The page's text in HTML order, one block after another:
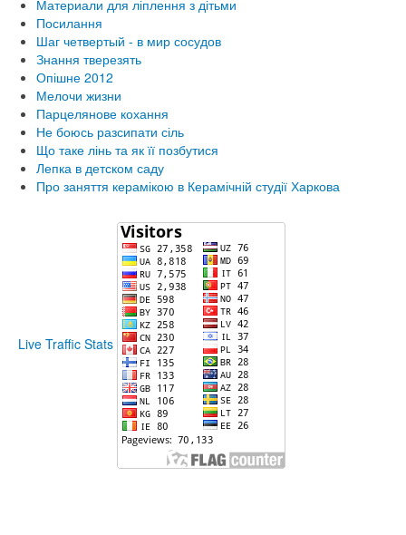
Материали для ліплення з дітьми
Посилання
Шаг четвертый - в мир сосудов
Знання тверезять
Опішне 2012
Мелочи жизни
Парцелянове кохання
Не боюсь разсипати сіль
Що таке лінь та як її позбутися
Лепка в детском саду
Про заняття керамікою в Керамічній студії Харкова
Live Traffic Stats